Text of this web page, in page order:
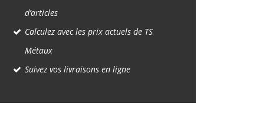
d’articles
Calculez avec les prix actuels de TS
Métaux
Suivez vos livraisons en ligne